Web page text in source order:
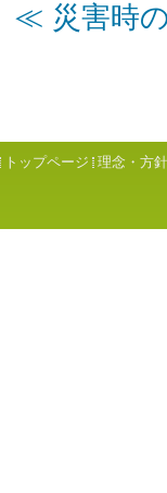
≪ 災害時
トップページ 理念・方針